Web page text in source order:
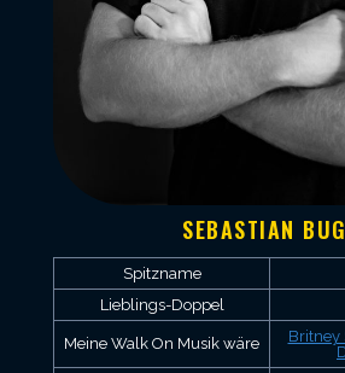
SEBASTIAN
Spitzname
Lieblings-Doppel
Meine Walk On Musik wäre
Britney